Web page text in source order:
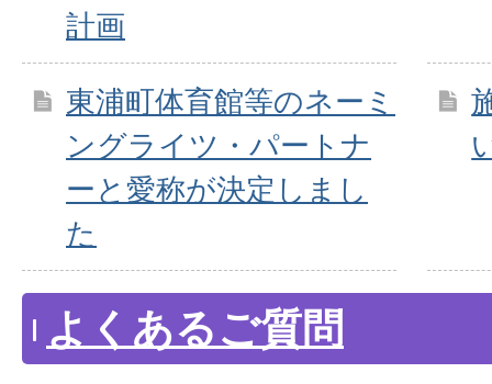
計画
東浦町体育館等のネーミ
ングライツ・パートナ
ーと愛称が決定しまし
た
よくあるご質問